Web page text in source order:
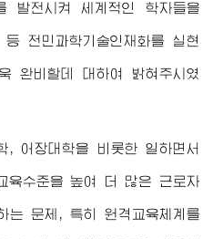
발전시켜 세계적인 학자들을
전민과학기술인재화를 실현
완비할데 대하여 밝혀주시였
, 어장대학을 비롯한 일하면서
육수준을 높여 더 많은 근로자
는 문제, 특히 원격교육체계를